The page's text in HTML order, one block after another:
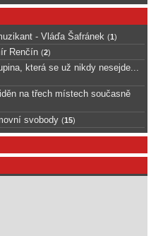
- Vláďa Šafránek (1 )
Renčín (2)
která se už nikdy nesejde...
na třech místech současně
svobody (15)